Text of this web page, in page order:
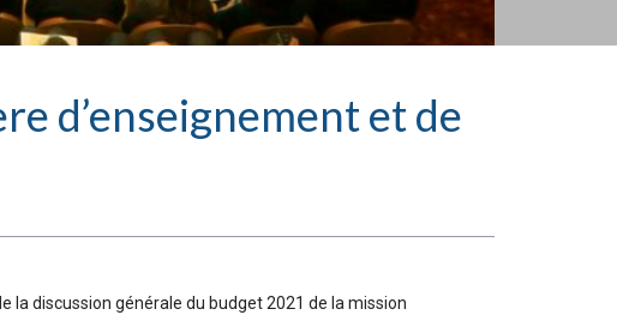
d’enseignement et de
la discussion générale du budget 2021 de la mission